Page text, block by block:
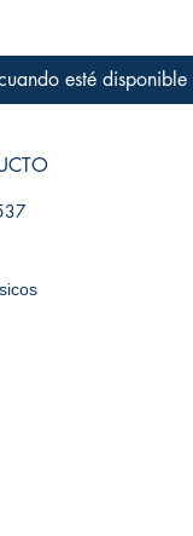
esté disponible